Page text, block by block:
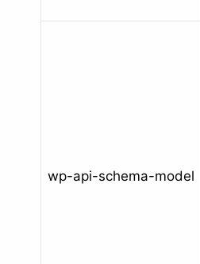
wp-api-schema-model